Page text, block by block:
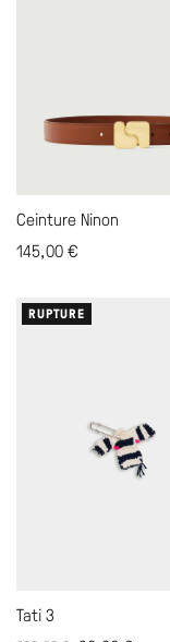
Ceinture Ninon
145,00€
RUPTURE
Tati 3